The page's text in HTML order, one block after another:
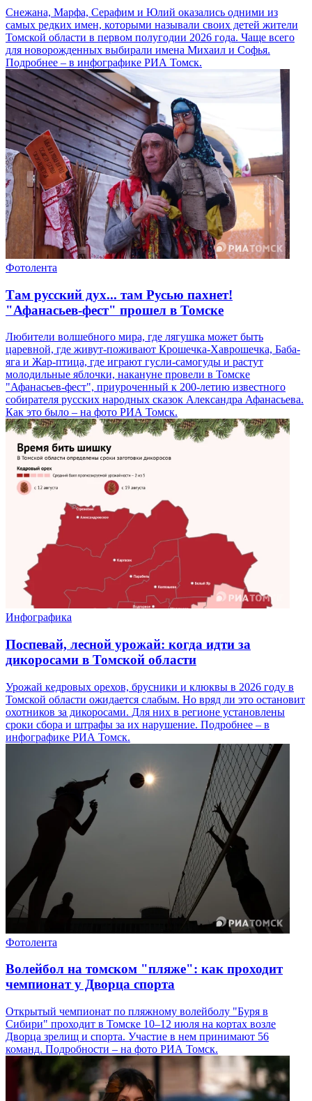
Снежана, Марфа, Серафим и Юлий оказались одними из
самых редких имен, которыми называли своих детей жители
Томской области в первом полугодии 2026 года. Чаще всего
для новорожденных выбирали имена Михаил и Софья.
Подробнее – в инфографике РИА Томск.
Фотолента
Там русский дух... там Русью пахнет!
"Афанасьев-фест" прошел в Томске
Любители волшебного мира, где лягушка может быть
царевной, где живут-поживают Крошечка-Хаврошечка, Баба-
яга и Жар-птица, где играют гусли-самогуды и растут
молодильные яблочки, накануне провели в Томске
"Афанасьев-фест", приуроченный к 200-летию известного
собирателя русских народных сказок Александра Афанасьева.
Как это было – на фото РИА Томск.
Инфографика
Поспевай, лесной урожай: когда идти за
дикоросами в Томской области
Урожай кедровых орехов, брусники и клюквы в 2026 году в
Томской области ожидается слабым. Но вряд ли это остановит
охотников за дикоросами. Для них в регионе установлены
сроки сбора и штрафы за их нарушение. Подробнее – в
инфографике РИА Томск.
Фотолента
Волейбол на томском "пляже": как проходит
чемпионат у Дворца спорта
Открытый чемпионат по пляжному волейболу "Буря в
Сибири" проходит в Томске 10–12 июля на кортах возле
Дворца зрелищ и спорта. Участие в нем принимают 56
команд. Подробности – на фото РИА Томск.